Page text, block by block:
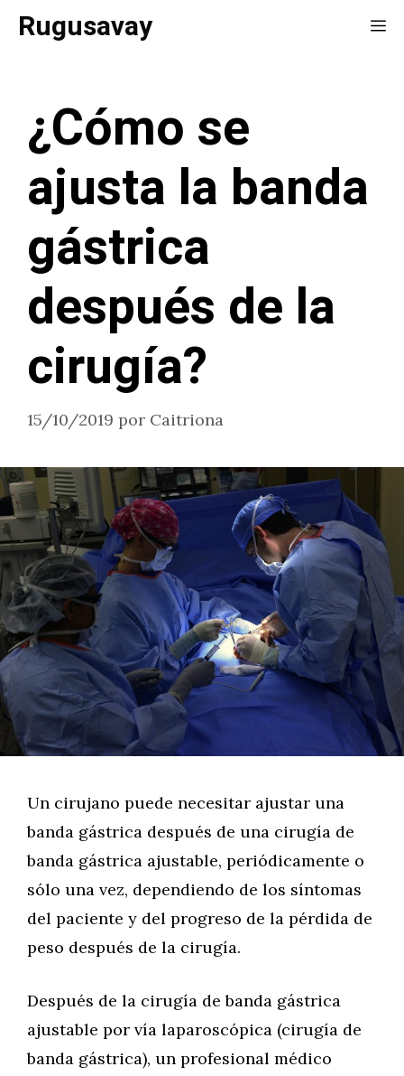
SaltarRugusavay
¿Cómo se
ajusta la banda
gástrica
después de la
cirugía?
15/10/2019 por Caitriona
Un cirujano puede necesitar ajustar una
banda gástrica después de una cirugía de
banda gástrica ajustable, periódicamente o
sólo una vez, dependiendo de los síntomas
del paciente y del progreso de la pérdida de
peso después de la cirugía.
Después de la cirugía de banda gástrica
ajustable por vía laparoscópica (cirugía de
banda gástrica), un profesional médico